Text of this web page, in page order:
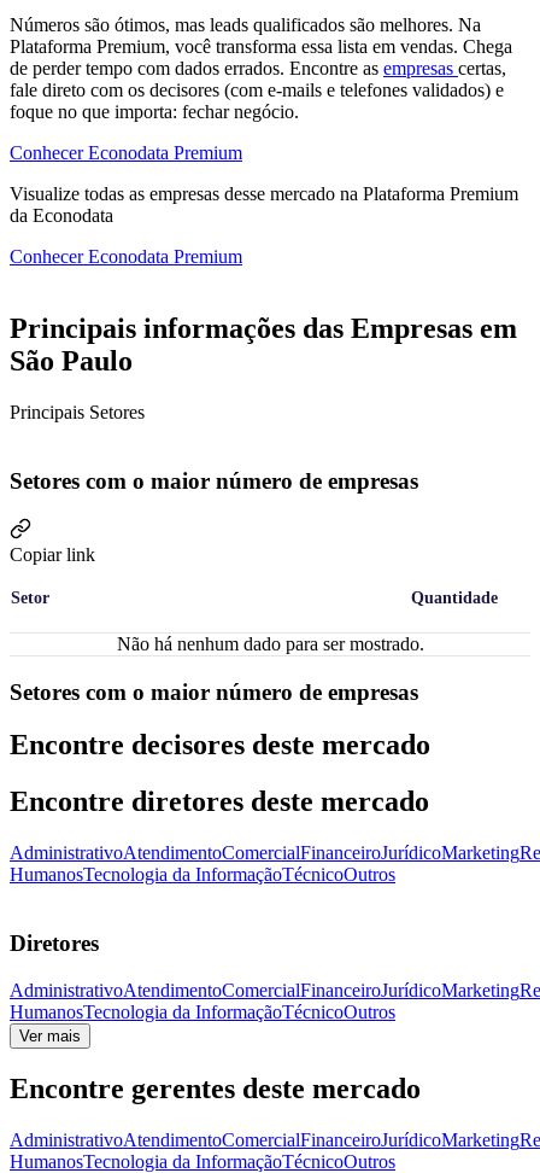
Números são ótimos, mas leads qualificados são melhores. Na
Plataforma Premium, você transforma essa lista em vendas. Chega
de perder tempo com dados errados. Encontre as empresas certas,
fale direto com os decisores (com e-mails e telefones validados) e
foque no que importa: fechar negócio.
Conhecer Econodata Premium
Visualize todas as empresas desse mercado na Plataforma Premium
da Econodata
Conhecer Econodata Premium
Principais informações das Empresas em
São Paulo
Principais Setores
Setores com o maior número de empresas
Copiar link
Setor Quantidade
Não há nenhum dado para ser mostrado.
Setores com o maior número de empresas
Encontre decisores deste mercado
Encontre diretores deste mercado
AdministrativoAtendimentoComercialFinanceiroJurídicoMarketing
HumanosTecnologia da InformaçãoTécnicoOutros
Diretores
AdministrativoAtendimentoComercialFinanceiroJurídicoMarketing
HumanosTecnologia da InformaçãoTécnicoOutros
Ver mais
Encontre gerentes deste mercado
AdministrativoAtendimentoComercialFinanceiroJurídicoMarketing
HumanosTecnologia da InformaçãoTécnicoOutros